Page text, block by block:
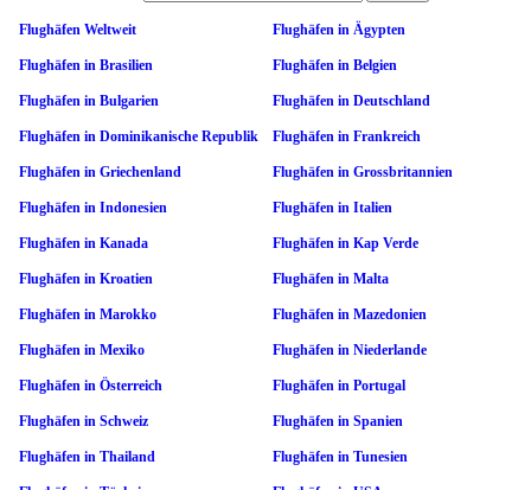
Flughäfen Weltweit Flughäfen in Ägypten
Flughäfen in Brasilien Flughäfen in Belgien
Flughäfen in Bulgarien Flughäfen in Deutschland
Flughäfen in Dominikanische Republik Flughäfen in Frankreich
Flughäfen in Griechenland Flughäfen in Grossbritannien
Flughäfen in Indonesien Flughäfen in Italien
Flughäfen in Kanada Flughäfen in Kap Verde
Flughäfen in Kroatien Flughäfen in Malta
Flughäfen in Marokko Flughäfen in Mazedonien
Flughäfen in Mexiko Flughäfen in Niederlande
Flughäfen in Österreich Flughäfen in Portugal
Flughäfen in Schweiz Flughäfen in Spanien
Flughäfen in Thailand Flughäfen in Tunesien